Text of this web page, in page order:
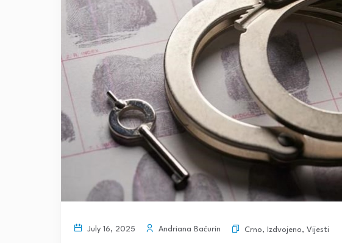
July 16, 2025 Andriana Baćurin Crno, Izdvojeno, Vijesti